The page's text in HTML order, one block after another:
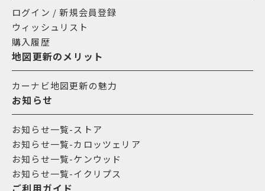
ログイン / 新規会員登録
ウィッシュリスト
購入履歴
地図更新のメリット
カーナビ地図更新の魅力
お知らせ
お知らせ一覧-ストア
お知らせ一覧-カロッツェリア
お知らせ一覧-ケンウッド
お知らせ一覧-イクリプス
ご利用ガイド